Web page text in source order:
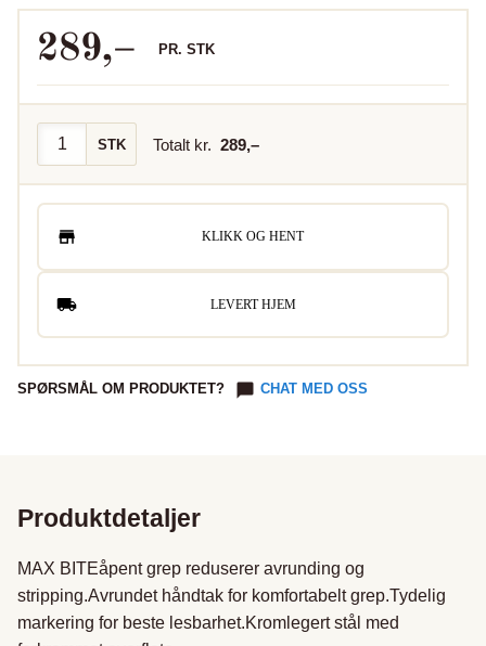
289,– PR. STK
STK Totalt kr. 289,–
KLIKK OG HENT
LEVERT HJEM
SPØRSMÅL OM PRODUKTET? CHAT MED OSS
Produktdetaljer
MAX BITEåpent grep reduserer avrunding og
stripping.Avrundet håndtak for komfortabelt grep.Tydelig
markering for beste lesbarhet.Kromlegert stål med